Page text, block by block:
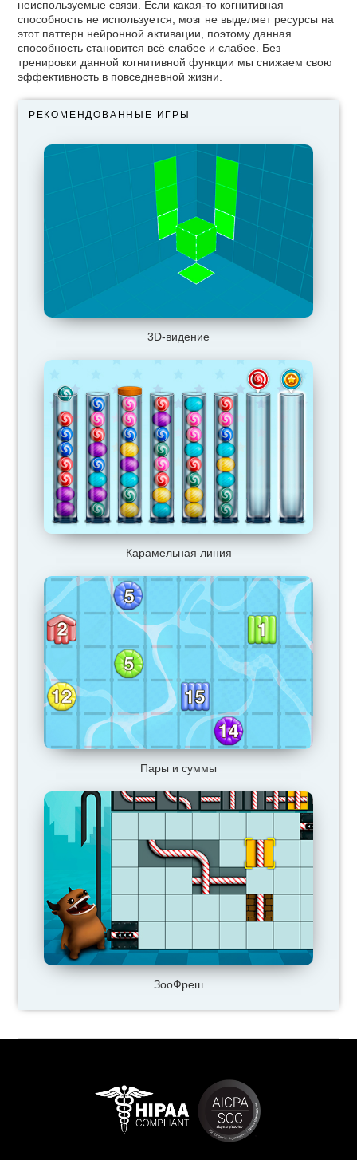
неиспользуемые связи. Если какая-то когнитивная
способность не используется, мозг не выделяет ресурсы на
этот паттерн нейронной активации, поэтому данная
способность становится всё слабее и слабее. Без
тренировки данной когнитивной функции мы снижаем свою
эффективность в повседневной жизни.
РЕКОМЕНДОВАННЫЕ ИГРЫ
3D-видение
Карамельная линия
Пары и суммы
ЗооФреш